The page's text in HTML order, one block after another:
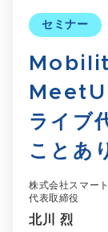
セミナー
ライブ
ことあ
株式会社スマー
代表取締役
北川 烈